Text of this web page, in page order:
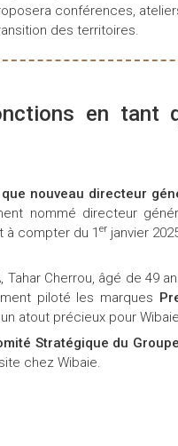
conférences,
des territoires.
en tant
nouveau directeur
nommé directeur
à compter du 1er janvier
Cherrou, âgé de 49
piloté les marques
atout précieux pour
Stratégique du
chez Wibaie.